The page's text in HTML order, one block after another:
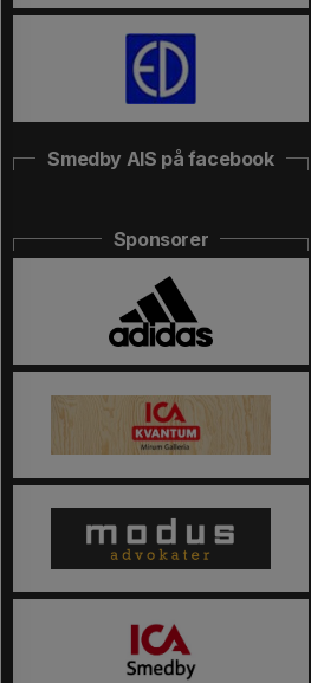
Smedby AIS på facebook
Sponsorer